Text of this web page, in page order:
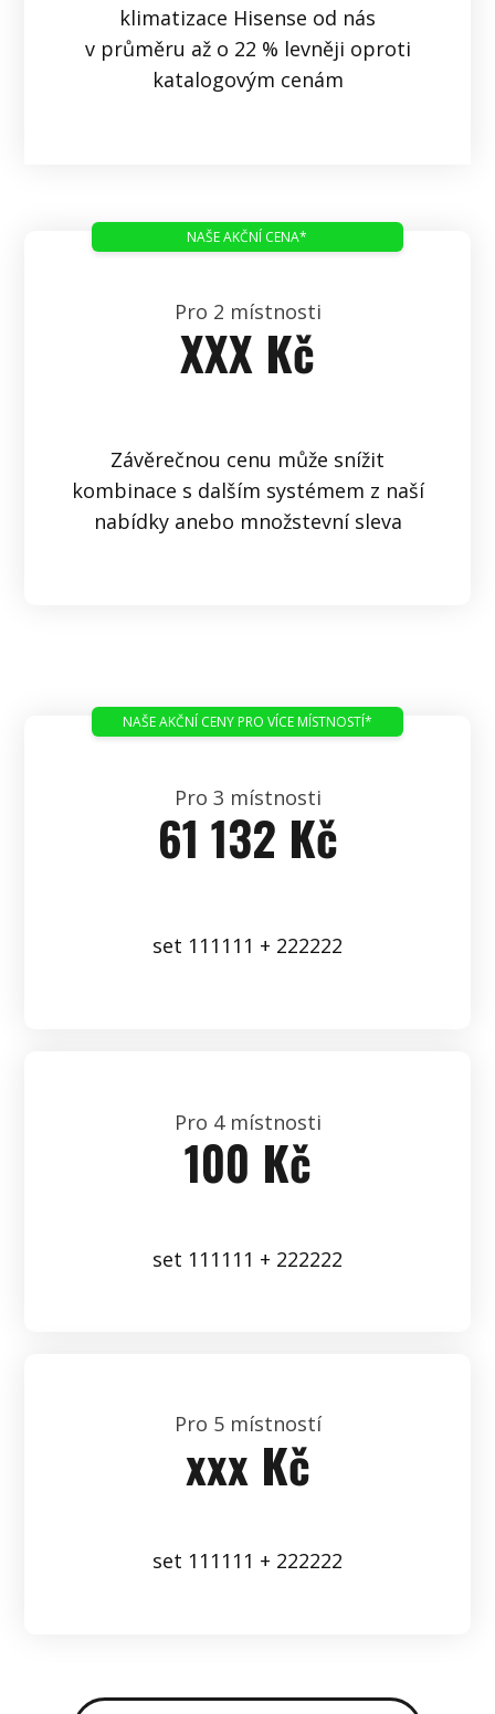
klimatizace Hisense od nás
v průměru až o 22 % levněji oproti
katalogovým cenám
Pro 2 místnosti
XXX Kč
NAŠE AKČNÍ CENA*
Závěrečnou cenu může snížit
kombinace s dalším systémem z naší
nabídky anebo množstevní sleva
Pro 3 místnosti
61 132 Kč
NAŠE AKČNÍ CENY PRO VÍCE MÍSTNOSTÍ*
set 111111 + 222222
Pro 4 místnosti
100 Kč
set 111111 + 222222
Pro 5 místností
xxx Kč
set 111111 + 222222